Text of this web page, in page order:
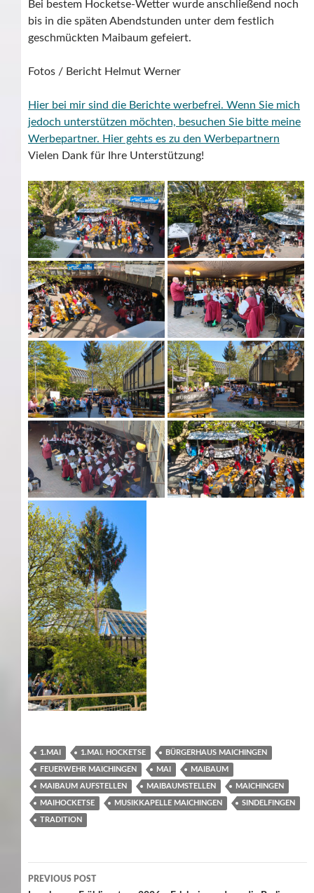
Bei bestem Hocketse-Wetter wurde anschließend noch
bis in die späten Abendstunden unter dem festlich
geschmückten Maibaum gefeiert.
Fotos / Bericht Helmut Werner
Hier bei mir sind die Berichte werbefrei. Wenn Sie mich
jedoch unterstützen möchten, besuchen Sie bitte meine
Werbepartner. Hier gehts es zu den Werbepartnern
Vielen Dank für Ihre Unterstützung!
1.MAI 1.MAI. HOCKETSE BÜRGERHAUS MAICHINGEN
FEUERWEHR MAICHINGEN MAI MAIBAUM
MAIBAUM AUFSTELLEN MAIBAUMSTELLEN MAICHINGEN
MAIHOCKETSE MUSIKKAPELLE MAICHINGEN SINDELFINGEN
TRADITION
Post
PREVIOUS POST